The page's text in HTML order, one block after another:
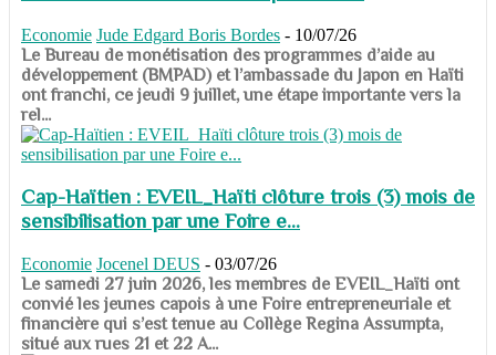
Economie Jude Edgard Boris Bordes - 10/07/26
​​​​​​​Le Bureau de monétisation des programmes d’aide au
développement (BMPAD) et l’ambassade du Japon en Haïti
ont franchi, ce jeudi 9 juillet, une étape importante vers la
rel...
Cap-Haïtien : EVEIL_Haïti clôture trois (3) mois de
sensibilisation par une Foire e...
Economie Jocenel DEUS - 03/07/26
Le samedi 27 juin 2026, les membres de EVEIL_Haïti ont
convié les jeunes capois à une Foire entrepreneuriale et
financière qui s’est tenue au Collège Regina Assumpta,
situé aux rues 21 et 22 A...